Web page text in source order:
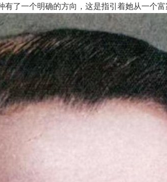
了一个明确的方向，这是指引着她从一个